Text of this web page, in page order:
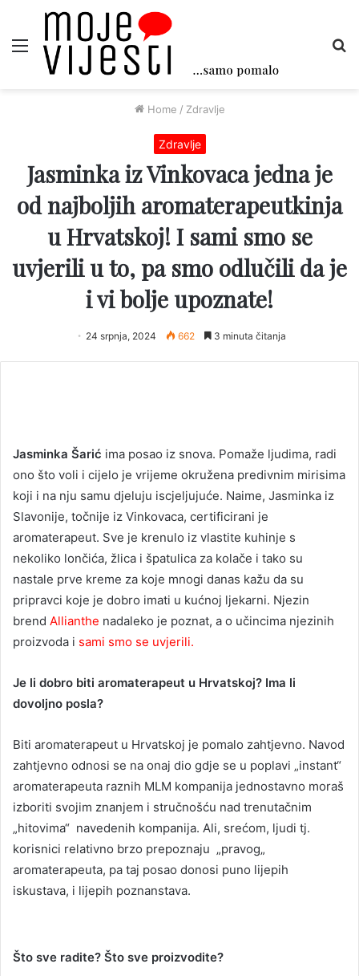
Menu
Home / Zdravlje
Zdravlje
Jasminka iz Vinkovaca jedna je
od najboljih aromaterapeutkinja
u Hrvatskoj! I sami smo se
uvjerili u to, pa smo odlučili da je
i vi bolje upoznate!
24 srpnja, 2024 662 3 minuta čitanja
Jasminka Šarić ima posao iz snova. Pomaže ljudima, radi
ono što voli i cijelo je vrijeme okružena predivnim mirisima
koji i na nju samu djeluju iscjeljujuće. Naime, Jasminka iz
Slavonije, točnije iz Vinkovaca, certificirani je
aromaterapeut. Sve je krenulo iz vlastite kuhinje s
nekoliko lončića, žlica i špatulica za kolače i tako su
nastale prve kreme za koje mnogi danas kažu da su
pripravci koje je dobro imati u kućnoj ljekarni. Njezin
brend Allianthe nadaleko je poznat, a o učincima njezinih
proizvoda i sami smo se uvjerili.
Je li dobro biti aromaterapeut u Hrvatskoj? Ima li
dovoljno posla?
Biti aromaterapeut u Hrvatskoj je pomalo zahtjevno. Navod
zahtjevno odnosi se na onaj dio gdje se u poplavi „instant“
aromaterapeuta raznih MLM kompanija jednostavno moraš
izboriti svojim znanjem i stručnošću nad trenutačnim
„hitovima“ navedenih kompanija. Ali, srećom, ljudi tj.
korisnici relativno brzo prepoznaju „pravog„
aromaterapeuta, pa taj posao donosi puno lijepih
iskustava, i lijepih poznanstava.
Što sve radite? Što sve proizvodite?